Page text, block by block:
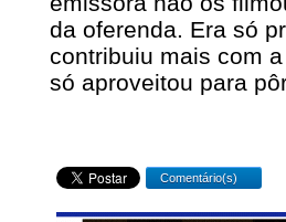
da oferenda. Era só
contribuiu mais com
só aproveitou para
Comentário(s)